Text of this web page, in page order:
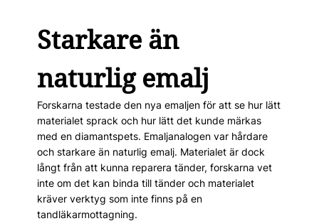
Starkare än
naturlig emalj
Forskarna testade den nya emaljen för att se hur lätt
materialet sprack och hur lätt det kunde märkas
med en dia­mantspets. Emaljanalogen var hårdare
och starkare än naturlig emalj. Materialet är dock
långt från att kunna reparera tänder, forskarna vet
inte om det kan binda till tänder och materialet
kräver verktyg som inte finns på en
tandläkarmottagning.